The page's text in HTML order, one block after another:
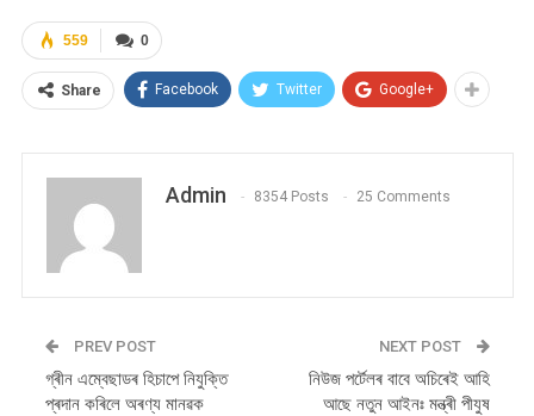
0
559
Share Facebook Twitter Google+
Admin 8354 Posts 25 Comments
PREV POST
গ্ৰীন এম্বেছাডৰ হিচাপে নিযুক্তি
প্ৰদান কৰিলে অৰণ্য মানৱক
NEXT POST
নিউজ পৰ্টেলৰ বাবে অচিৰেই আহি
আছে নতুন আইনঃ মন্ত্ৰী পীযুষ